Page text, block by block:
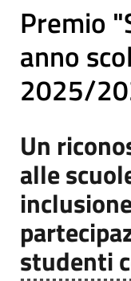
Premio
anno
2025/
Un
alle
studenti